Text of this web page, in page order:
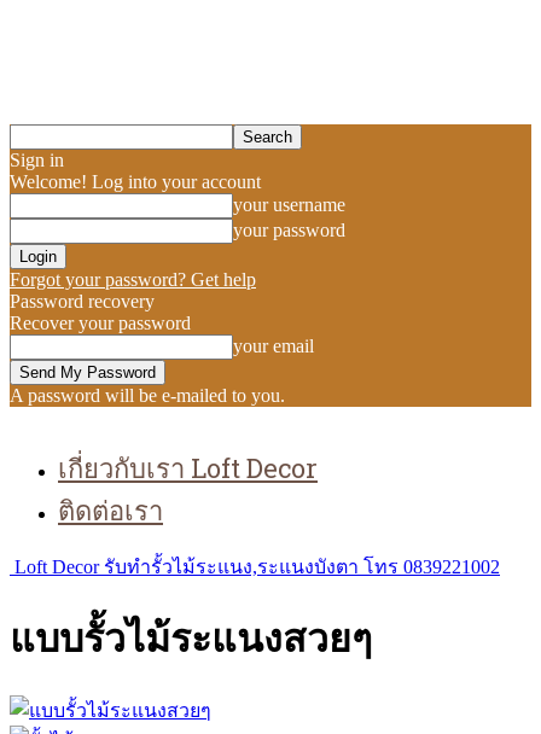
Sign in
Welcome! Log into your account
your username
your password
Forgot your password? Get help
Password recovery
Recover your password
your email
A password will be e-mailed to you.
เกี่ยวกับเรา Loft Decor
ติดต่อเรา
Loft Decor รับทำรั้วไม้ระแนง,ระแนงบังตา โทร 0839221002
แบบรั้วไม้ระแนงสวยๆ